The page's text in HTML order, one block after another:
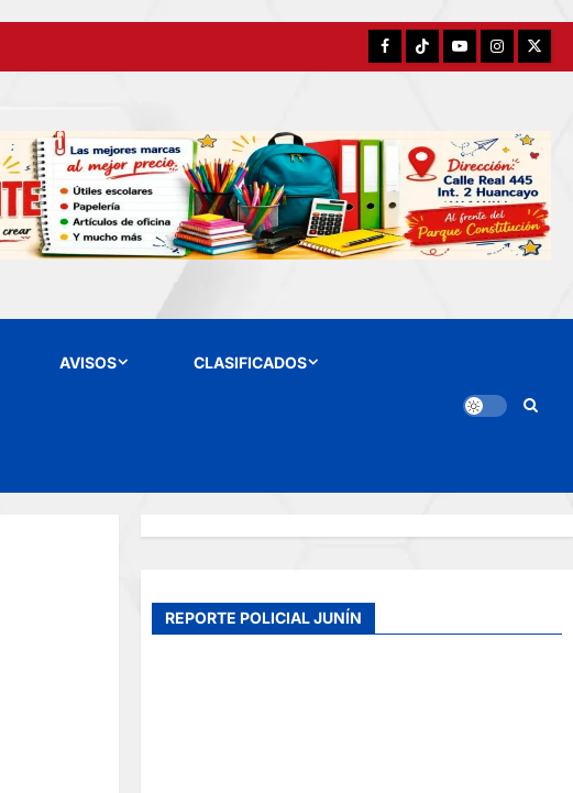
FacebookTikTokYouTubeInstagram
X
AVISOS CLASIFICADOS
REPORTE POLICIAL JUNÍN